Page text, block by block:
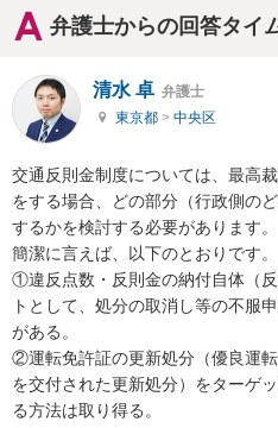
弁護士からの回答タイ
清水 卓 弁護士
東京都 > 中央区
交通反則金制度については、最高
をする場合、どの部分（行政側の
するかを検討する必要があります。
簡潔に言えば、以下のとおりです。
①違反点数・反則金の納付自体（
トとして、処分の取消し等の不服
がある。
②運転免許証の更新処分（優良運
を交付された更新処分）をターゲ
る方法は取り得る。